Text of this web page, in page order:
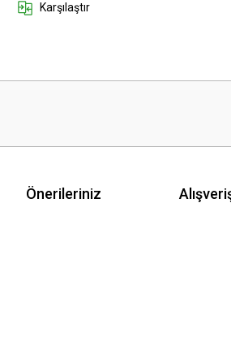
Karşılaştır
Önerileriniz